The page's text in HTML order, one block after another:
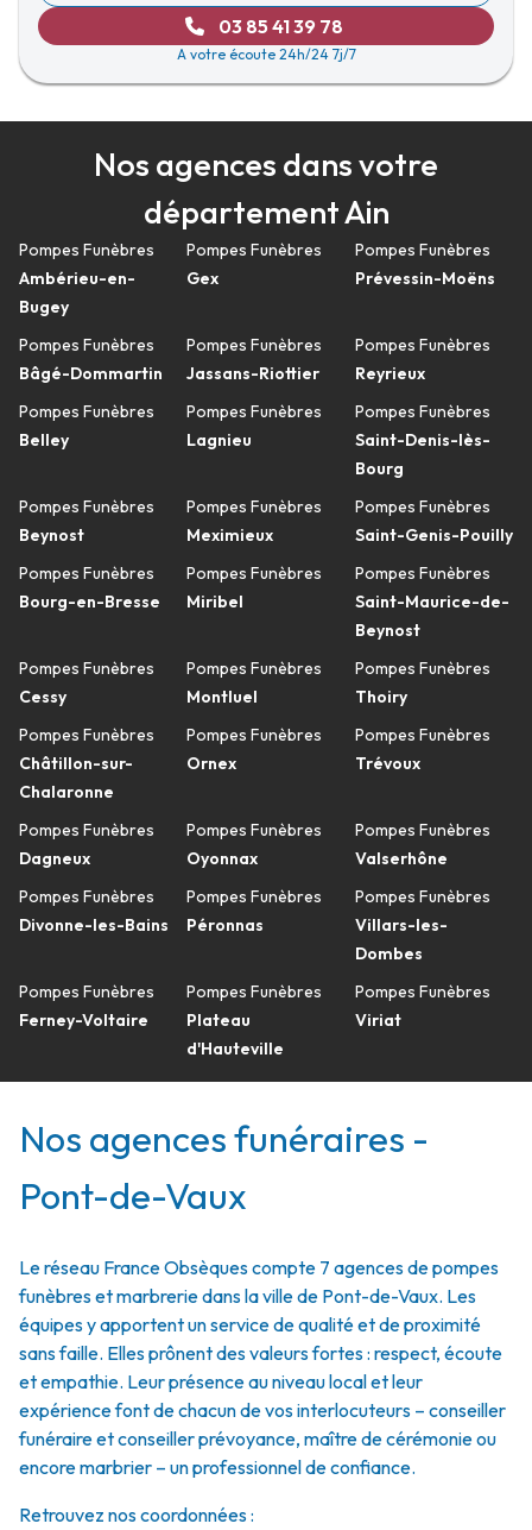
03 85 41 39 78
A votre écoute 24h/24 7j/7
Nos agences dans votre
département Ain
Pompes Funèbres
Ambérieu-en-
Bugey
Pompes Funèbres
Bâgé-Dommartin
Pompes Funèbres
Belley
Pompes Funèbres
Beynost
Pompes Funèbres
Bourg-en-Bresse
Pompes Funèbres
Cessy
Pompes Funèbres
Châtillon-sur-
Chalaronne
Pompes Funèbres
Dagneux
Pompes Funèbres
Divonne-les-Bains
Pompes Funèbres
Ferney-Voltaire
Pompes Funèbres
Gex
Pompes Funèbres
Jassans-Riottier
Pompes Funèbres
Lagnieu
Pompes Funèbres
Meximieux
Pompes Funèbres
Miribel
Pompes Funèbres
Montluel
Pompes Funèbres
Ornex
Pompes Funèbres
Oyonnax
Pompes Funèbres
Péronnas
Pompes Funèbres
Plateau
d'Hauteville
Pompes Funèbres
Prévessin-Moëns
Pompes Funèbres
Reyrieux
Pompes Funèbres
Saint-Denis-lès-
Bourg
Pompes Funèbres
Saint-Genis-Pouilly
Pompes Funèbres
Saint-Maurice-de-
Beynost
Pompes Funèbres
Thoiry
Pompes Funèbres
Trévoux
Pompes Funèbres
Valserhône
Pompes Funèbres
Villars-les-
Dombes
Pompes Funèbres
Viriat
Nos agences funéraires -
Pont-de-Vaux
Le réseau France Obsèques compte 7 agences de pompes
funèbres et marbrerie dans la ville de Pont-de-Vaux. Les
équipes y apportent un service de qualité et de proximité
sans faille. Elles prônent des valeurs fortes : respect, écoute
et empathie. Leur présence au niveau local et leur
expérience font de chacun de vos interlocuteurs – conseiller
funéraire et conseiller prévoyance, maître de cérémonie ou
encore marbrier – un professionnel de confiance.
Retrouvez nos coordonnées :